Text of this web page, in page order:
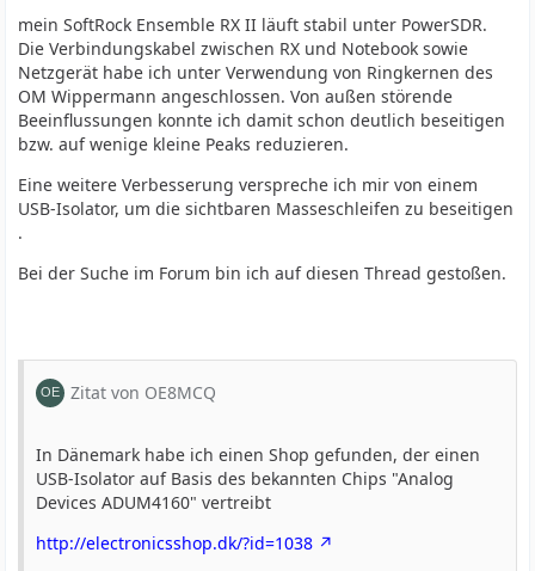
mein SoftRock Ensemble RX II läuft stabil unter PowerSDR.
Die Verbindungskabel zwischen RX und Notebook sowie
Netzgerät habe ich unter Verwendung von Ringkernen des
OM Wippermann angeschlossen. Von außen störende
Beeinflussungen konnte ich damit schon deutlich beseitigen
bzw. auf wenige kleine Peaks reduzieren.
Eine weitere Verbesserung verspreche ich mir von einem
USB-Isolator, um die sichtbaren Masseschleifen zu beseitigen
.
Bei der Suche im Forum bin ich auf diesen Thread gestoßen.
Zitat von OE8MCQ
In Dänemark habe ich einen Shop gefunden, der einen
USB-Isolator auf Basis des bekannten Chips "Analog
Devices ADUM4160" vertreibt
http://electronicsshop.dk/?id=1038